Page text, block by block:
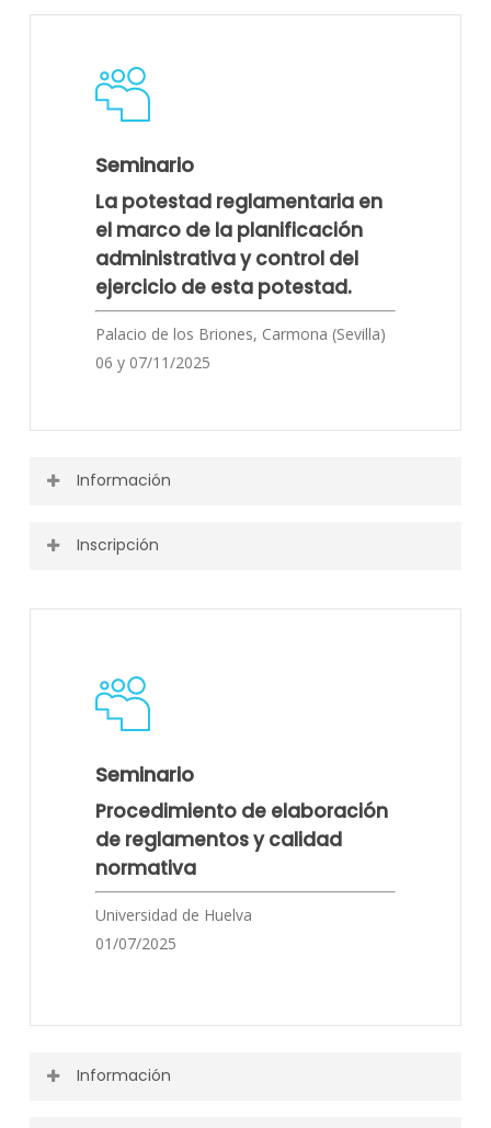
Actividad finalizada.
Seminario
La potestad reglamentaria en
el marco de la planificación
administrativa y control del
ejercicio de esta potestad.
Palacio de los Briones, Carmona (Sevilla)
06 y 07/11/2025
Información
Puedes ver toda la información o descargarla desde el
Inscripción
Seminario
Procedimiento de elaboración
de reglamentos y calidad
normativa
Universidad de Huelva
01/07/2025
Información